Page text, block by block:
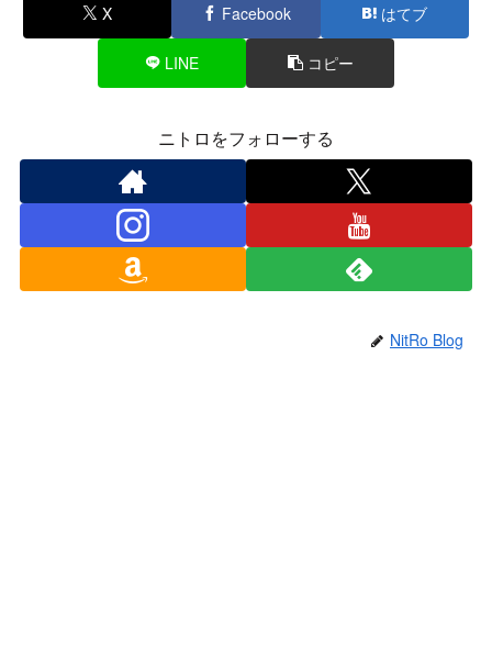
X Facebook はてブ
LINE コピー
ニトロをフォローする
NitRo Blog